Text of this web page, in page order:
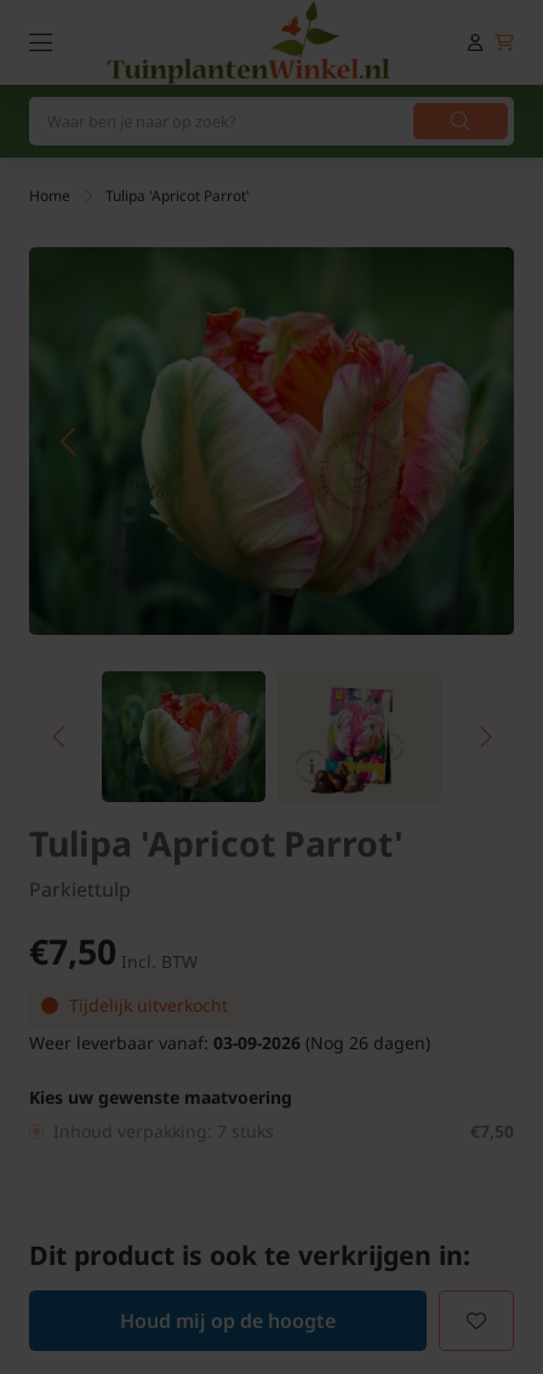
Home Tulipa 'Apricot Parrot'
Tulipa 'Apricot Parrot'
Parkiettulp
€7,50 Incl. BTW
Tijdelijk uitverkocht
Weer leverbaar vanaf: 03-09-2026 (Nog 26 dagen)
Kies uw gewenste maatvoering
Inhoud verpakking: 7 stuks
€7,50
Dit product is ook te verkrijgen in:
Houd mij op de hoogte